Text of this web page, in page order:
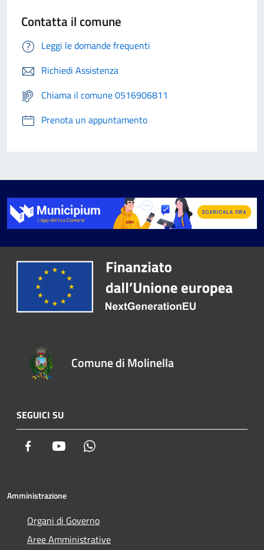
Contatta il comune
Leggi le domande frequenti
Richiedi Assistenza
Chiama il comune 0516906811
Prenota un appuntamento
Comune di Molinella
SEGUICI SU
Facebook Youtube
Amministrazione
Organi di Governo
Aree Amministrative